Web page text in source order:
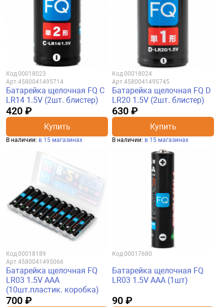
Код00018023
Арт.4580041495714
Батарейка щелочная FQ C
LR14 1.5V (2шт. блистер)
420 ₽
Купить
В наличии: в 15 магазинах
Код00018024
Арт.4580041495745
Батарейка щелочная FQ D
LR20 1.5V (2шт. блистер)
630 ₽
Купить
В наличии: в 15 магазинах
Код00018189
Арт.4580041495066
Батарейка щелочная FQ
LR03 1.5V AAA
(10шт.пластик. коробка)
700 ₽
Код00017680
Батарейка щелочная FQ
LR03 1.5V AAA (1шт)
90 ₽